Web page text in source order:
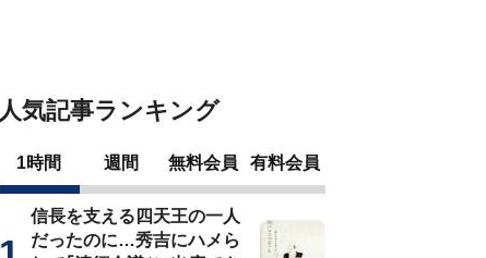
人気記事ランキング
1時間 週間 無料会員 有料会員
信長を支える四天王の一人
だったのに…秀吉にハメら